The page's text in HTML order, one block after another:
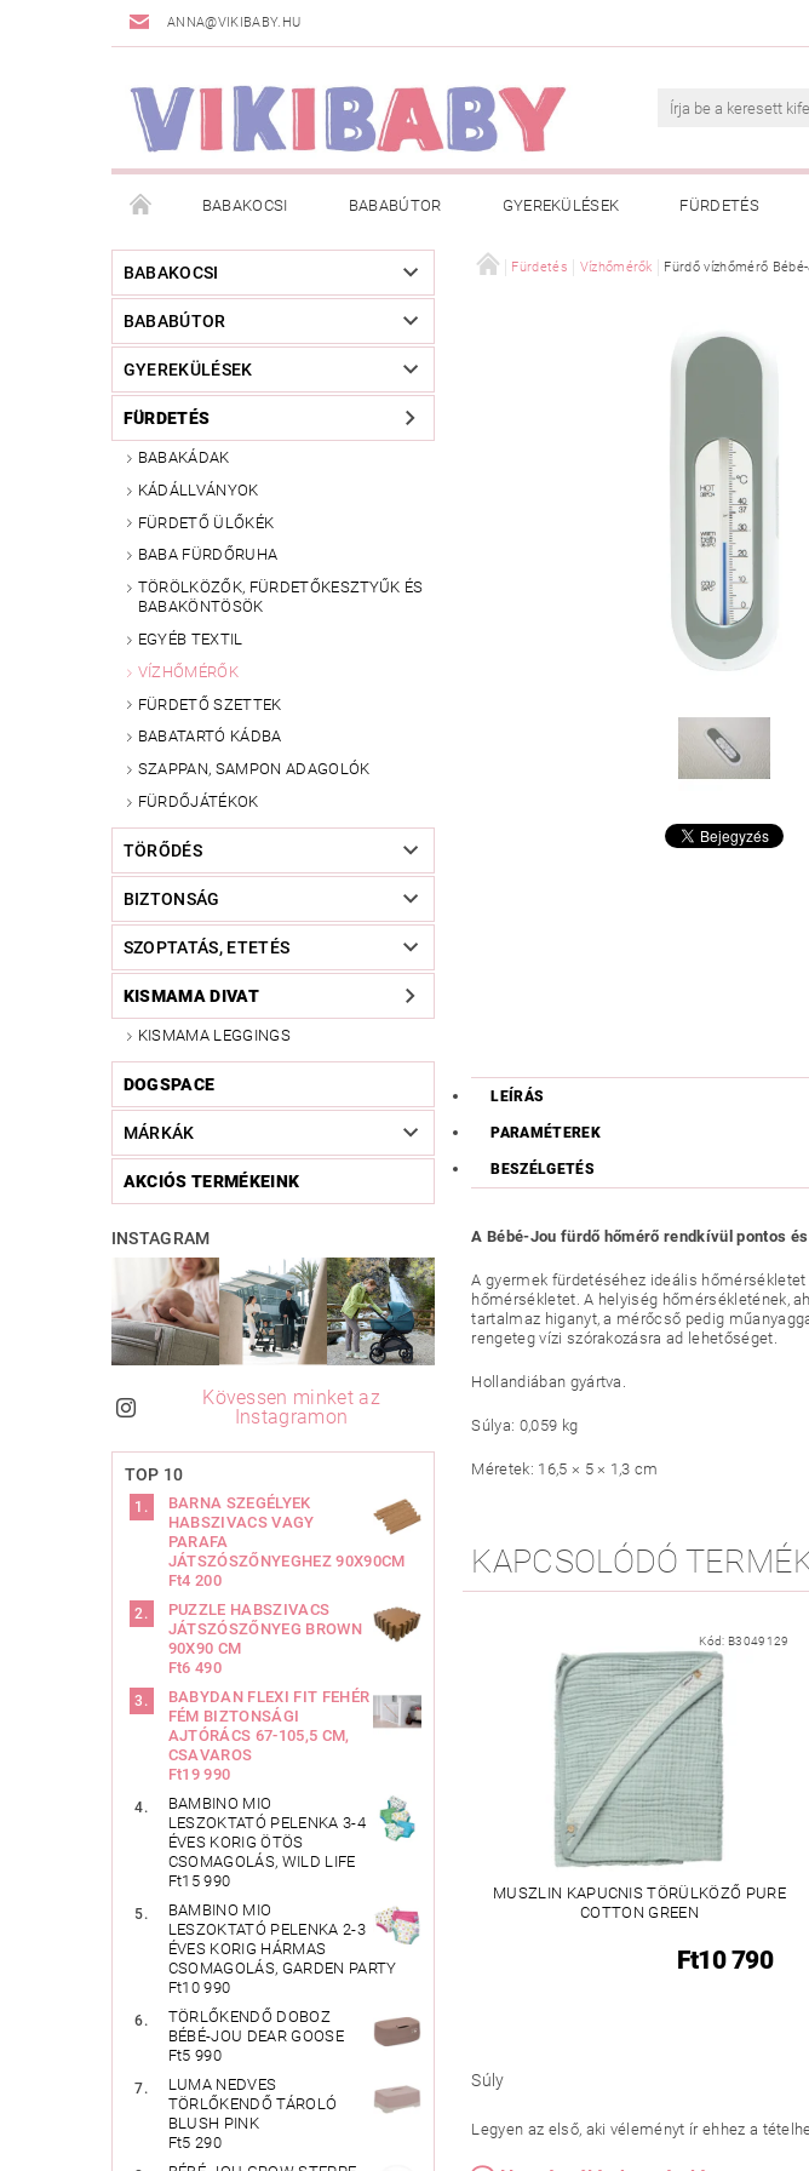
ANNA@VIKIBABY.HU
BABAKOCSI BABABÚTOR GYEREKÜLÉSEK FÜRDETÉS
DOGSPACE AKCIÓS TERMÉKEINK VÁSÁRLÁSI FELTÉTELEK
TÖRZSVÁSÁRLÓI PROGRAM RÓLUNK A MEGFELELŐ MÉRET
BABAKOCSI
BABABÚTOR
GYEREKÜLÉSEK
FÜRDETÉS
BABAKÁDAK
KÁDÁLLVÁNYOK
FÜRDETŐ ÜLŐKÉK
BABA FÜRDŐRUHA
TÖRÖLKÖZŐK, FÜRDETŐKESZTYŰK ÉS
BABAKÖNTÖSÖK
EGYÉB TEXTIL
VÍZHŐMÉRŐK
FÜRDETŐ SZETTEK
BABATARTÓ KÁDBA
SZAPPAN, SAMPON ADAGOLÓK
FÜRDŐJÁTÉKOK
TÖRŐDÉS
BIZTONSÁG
SZOPTATÁS, ETETÉS
KISMAMA DIVAT
KISMAMA LEGGINGS
DOGSPACE
MÁRKÁK
AKCIÓS TERMÉKEINK
INSTAGRAM
Kövessen minket az
Instagramon
TOP 10
BARNA SZEGÉLYEK
HABSZIVACS VAGY
PARAFA
JÁTSZÓSZŐNYEGHEZ 90X90CM
Ft4 200
PUZZLE HABSZIVACS
JÁTSZÓSZŐNYEG BROWN
90X90 CM
Ft6 490
BABYDAN FLEXI FIT FEHÉR
FÉM BIZTONSÁGI
AJTÓRÁCS 67-105,5 CM,
CSAVAROS
Ft19 990
BAMBINO MIO
LESZOKTATÓ PELENKA 3-4
ÉVES KORIG ÖTÖS
CSOMAGOLÁS, WILD LIFE
Ft15 990
BAMBINO MIO
LESZOKTATÓ PELENKA 2-3
ÉVES KORIG HÁRMAS
CSOMAGOLÁS, GARDEN PARTY
Ft10 990
TÖRLŐKENDŐ DOBOZ
BÉBÉ-JOU DEAR GOOSE
Ft5 990
LUMA NEDVES
TÖRLŐKENDŐ TÁROLÓ
BLUSH PINK
Ft5 290
Fürdetés Vízhőmérők Fürdő vízhőmérő
LEÍRÁS
PARAMÉTEREK
BESZÉLGETÉS
A Bébé-Jou fürdő hőmérő rendkívül pontos
A gyermek fürdetéséhez ideális
hőmérsékletet. A helyiség hőmérsékletének,
tartalmaz higanyt, a mérőcső pedig
rengeteg vízi szórakozásra ad lehetőséget.
Hollandiában gyártva.
Súlya: 0,059 kg
Méretek: 16,5 × 5 × 1,3 cm
KAPCSOLÓDÓ
Kód: B3049129
MUSZLIN KAPUCNIS TÖRÜLKÖZŐ PURE
COTTON GREEN
Ft10 790
Súly
Legyen az első, aki véleményt ír ehhez a